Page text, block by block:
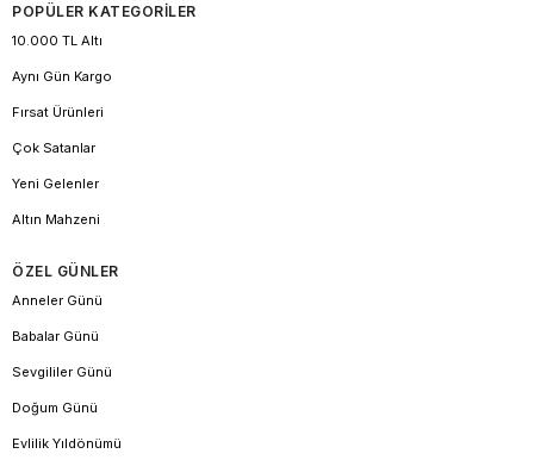
POPÜLER KATEGORİLER
10.000 TL Altı
Aynı Gün Kargo
Fırsat Ürünleri
Çok Satanlar
Yeni Gelenler
Altın Mahzeni
ÖZEL GÜNLER
Anneler Günü
Babalar Günü
Sevgililer Günü
Doğum Günü
Evlilik Yıldönümü